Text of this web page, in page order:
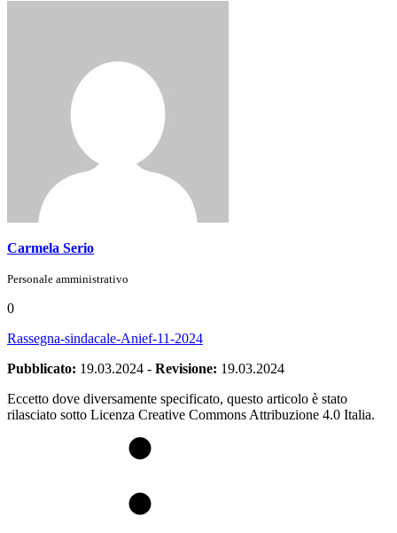
Carmela Serio
Personale amministrativo
0
Rassegna-sindacale-Anief-11-2024
Pubblicato: 19.03.2024 - Revisione: 19.03.2024
Eccetto dove diversamente specificato, questo articolo è stato
rilasciato sotto Licenza Creative Commons Attribuzione 4.0 Italia.